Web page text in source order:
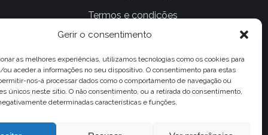
Gerir o consentimento
as melhores experiências, utilizamos tecnologias como os cookies para
aceder a informações no seu dispositivo. O consentimento para estas
nos-á processar dados como o comportamento de navegação ou
únicos neste sítio. O não consentimento, ou a retirada do consentimento,
determinadas características e funções.
Termos e condições
Políticas de Privacidade
Políticas de viagem e
cancelamentos
Política de Cookies